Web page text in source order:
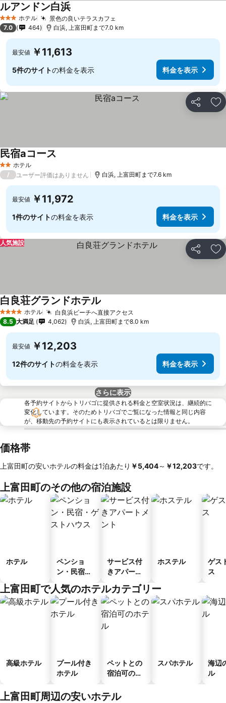
3 ホテルのランク
ホテル 景色の良いテラスカフェ
ルアンドン白浜
7.0 464 白浜, 上富田町まで7.0 km
最安値 ￥11,613
5件のサイトの料金を表示 料金を表示
シェア お
2 ホテルのランク
ホテル
民宿aコース
/ ユーザー評価はありません 白浜, 上富田町まで7.6 km
最安値 ￥11,972
1件のサイトの料金を表示 料金を表示
シェア お
人気施設
4 ホテルのランク
ホテル 白良浜ビーチへ直接アクセス
白良荘グランドホテル
8.5 大満足 4,062 白浜, 上富田町まで8.0 km
最安値 ￥12,203
12件のサイトの料金を表示 料金を表示
さらに表示
各予約サイトからトリバゴに提供される料金と空室状況は、継続的に
変化しています。そのためトリバゴでご覧になった情報と同じ内容
が、移動先の予約サイトにも表示されているとは限りません。
価格帯
上富田町の安いホテルの料金は1泊あたり ‎￥5,404～ ‎￥12,203です。
上富田町のその他の宿泊施設
ホテル
ペンショ
ン・民宿・
ス
サービス付
きアパート
ホステル
ゲス
ス
上富田町で人気のホテルカテゴリー
高級ホテル
プール付き
ホテル
ペットとの
宿泊可のホ
スパホテル
海辺
ル
上富田町周辺の安いホテル